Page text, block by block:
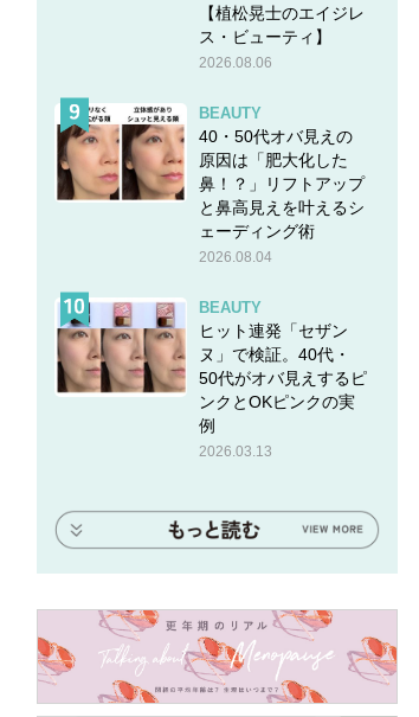
【植松晃士のエイジレ
ス・ビューティ】
2026.08.06
BEAUTY
40・50代オバ見えの
原因は「肥大化した
鼻！？」リフトアップ
と鼻高見えを叶えるシ
ェーディング術
2026.08.04
BEAUTY
ヒット連発「セザン
ヌ」で検証。40代・
50代がオバ見えするピ
ンクとOKピンクの実
例
2026.03.13